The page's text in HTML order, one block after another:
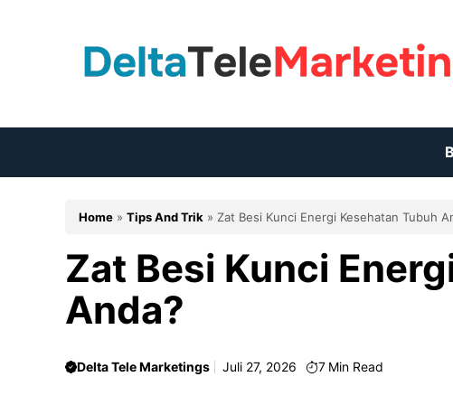
Home » Tips And Trik » Zat Besi Kunci Energi Kesehatan Tubuh
Zat Besi Kunci
Anda?
Delta Tele Marketings Juli 27, 2026 7 Min Read